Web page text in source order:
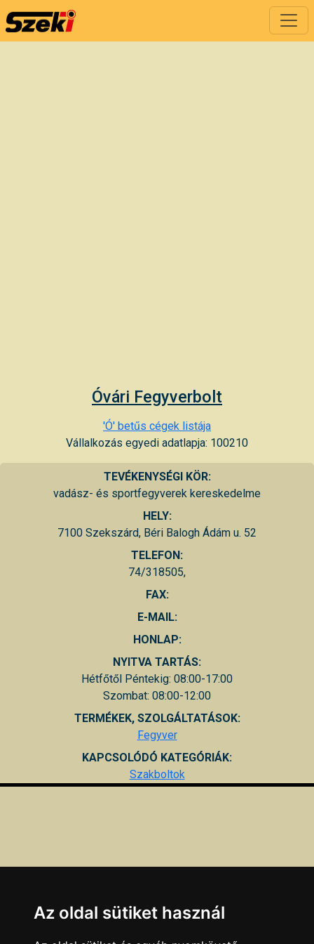
Óvári Fegyverbolt
'Ó' betűs cégek listája
Vállalkozás egyedi adatlapja: 100210
TEVÉKENYSÉGI KÖR:
vadász- és sportfegyverek kereskedelme
HELY:
7100 Szekszárd, Béri Balogh Ádám u. 52
TELEFON:
74/318505,
FAX:
E-MAIL:
HONLAP:
NYITVA TARTÁS:
Hétfőtől Péntekig: 08:00-17:00
Szombat: 08:00-12:00
TERMÉKEK, SZOLGÁLTATÁSOK:
Fegyver
KAPCSOLÓDÓ KATEGÓRIÁK:
Szakboltok
Az oldal sütiket használ